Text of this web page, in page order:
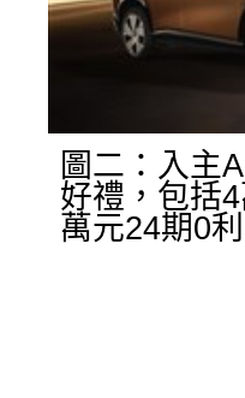
圖二：入主
好禮，包括
萬元24期0